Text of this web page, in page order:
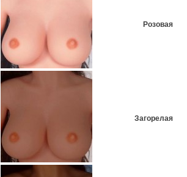
Розовая
Загорелая